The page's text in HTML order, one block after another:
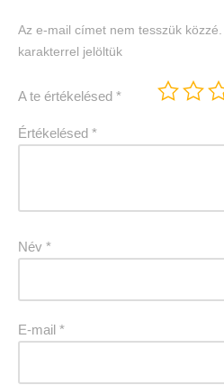
Az e-mail címet nem tesszük közzé.
karakterrel jelöltük
A te értékelésed *
Értékelésed *
Név *
E-mail *